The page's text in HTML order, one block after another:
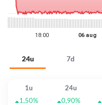
24u 7d
1u 24u
1,50%
0,90%